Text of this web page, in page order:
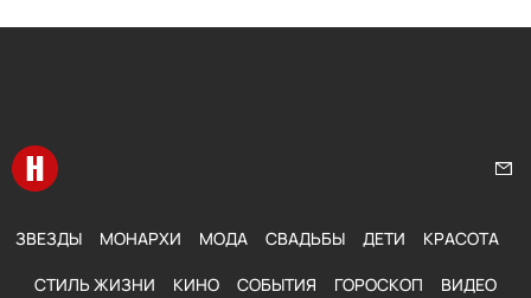
Перейти на главную
ЗВЕЗДЫ МОНАРХИ МОДА СВАДЬБЫ ДЕТИ КРАСОТА
СТИЛЬ ЖИЗНИ КИНО СОБЫТИЯ ГОРОСКОП ВИДЕО